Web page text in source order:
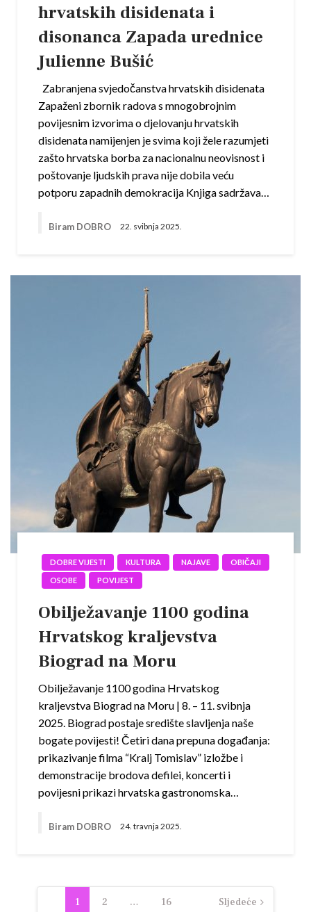
hrvatskih disidenata i
disonanca Zapada urednice
Julienne Bušić
Zabranjena svjedočanstva hrvatskih disidenata
Zapaženi zbornik radova s mnogobrojnim
povijesnim izvorima o djelovanju hrvatskih
disidenata namijenjen je svima koji žele razumjeti
zašto hrvatska borba za nacionalnu neovisnost i
poštovanje ljudskih prava nije dobila veću
potporu zapadnih demokracija Knjiga sadržava…
Biram DOBRO 22. svibnja 2025.
DOBRE VIJESTI KULTURA NAJAVE
OBIČAJI
OSOBE
POVIJEST
Obilježavanje 1100 godina
Hrvatskog kraljevstva
Biograd na Moru
Obilježavanje 1100 godina Hrvatskog
kraljevstva Biograd na Moru | 8. – 11. svibnja
2025. Biograd postaje središte slavljenja naše
bogate povijesti! Četiri dana prepuna događanja:
prikazivanje filma “Kralj Tomislav” izložbe i
demonstracije brodova defilei, koncerti i
povijesni prikazi hrvatska gastronomska…
Biram DOBRO 24. travnja 2025.
Navigacija
1 2 … 16 Sljedeće